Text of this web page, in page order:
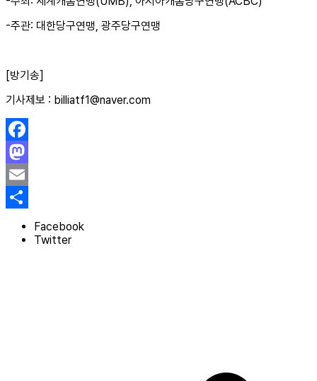
-주관: 대한당구연맹, 광주당구연맹
[방기송]
기사제보 : billiatf1@naver.com
Facebook
Mastodon
Email
Share
Facebook
Twitter